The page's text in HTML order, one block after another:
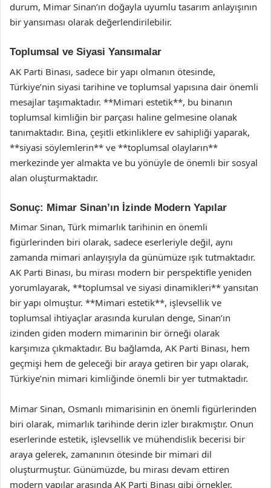
durum, Mimar Sinan’ın doğayla uyumlu tasarım anlayışının
bir yansıması olarak değerlendirilebilir.
Toplumsal ve Siyasi Yansımalar
AK Parti Binası, sadece bir yapı olmanın ötesinde,
Türkiye’nin siyasi tarihine ve toplumsal yapısına dair önemli
mesajlar taşımaktadır. **Mimari estetik**, bu binanın
toplumsal kimliğin bir parçası haline gelmesine olanak
tanımaktadır. Bina, çeşitli etkinliklere ev sahipliği yaparak,
**siyasi söylemlerin** ve **toplumsal olayların**
merkezinde yer almakta ve bu yönüyle de önemli bir sosyal
alan oluşturmaktadır.
Sonuç: Mimar Sinan’ın İzinde Modern Yapılar
Mimar Sinan, Türk mimarlık tarihinin en önemli
figürlerinden biri olarak, sadece eserleriyle değil, aynı
zamanda mimari anlayışıyla da günümüze ışık tutmaktadır.
AK Parti Binası, bu mirası modern bir perspektifle yeniden
yorumlayarak, **toplumsal ve siyasi dinamikleri** yansıtan
bir yapı olmuştur. **Mimari estetik**, işlevsellik ve
toplumsal ihtiyaçlar arasında kurulan denge, Sinan’ın
izinden giden modern mimarinin bir örneği olarak
karşımıza çıkmaktadır. Bu bağlamda, AK Parti Binası, hem
geçmişi hem de geleceği bir araya getiren bir yapı olarak,
Türkiye’nin mimari kimliğinde önemli bir yer tutmaktadır.
Mimar Sinan, Osmanlı mimarisinin en önemli figürlerinden
biri olarak, mimarlık tarihinde derin izler bırakmıştır. Onun
eserlerinde estetik, işlevsellik ve mühendislik becerisi bir
araya gelerek, zamanının ötesinde bir mimari dil
oluşturmuştur. Günümüzde, bu mirası devam ettiren
modern yapılar arasında AK Parti Binası gibi örnekler,